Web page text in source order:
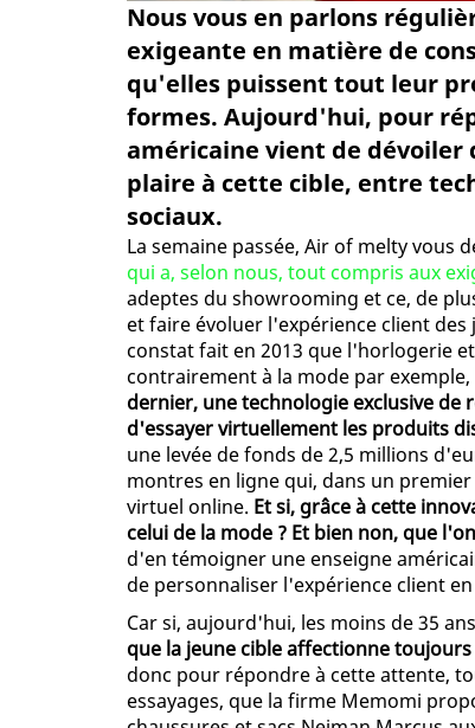
Nous vous en parlons
exigeante en matière de
qu'elles puissent tout leur
formes. Aujourd'hui, pour
américaine vient de
plaire à cette cible, entre
sociaux.
La semaine passée, Air of melty vous
qui a, selon nous, tout compris aux
adeptes du showrooming et ce, de
et faire évoluer l'expérience client
constat fait en 2013 que l'horlogerie
contrairement à la mode par exemple,
dernier, une technologie exclusive
d'essayer virtuellement les produits
une levée de fonds de 2,5 millions
montres en ligne qui, dans un
virtuel online. Et si, grâce à cette
celui de la mode ? Et bien non, que
d'en témoigner une enseigne
de personnaliser l'expérience client
Car si, aujourd'hui, les moins de 35
que la jeune cible affectionne
donc pour répondre à cette attente,
essayages, que la firme Memomi